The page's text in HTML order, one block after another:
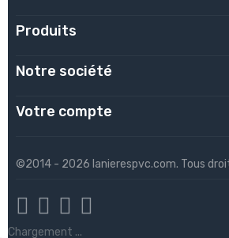
Produits
Notre société
Votre compte
©2014 - 2026 lanierespvc.com. Tous
Chargement ...